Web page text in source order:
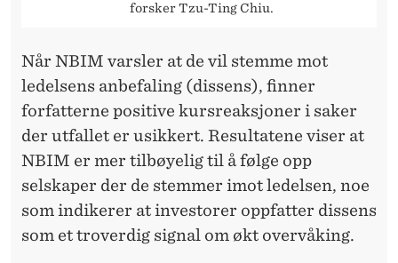
forsker Tzu-Ting Chiu.
Når NBIM varsler at de vil stemme mot
ledelsens anbefaling (dissens), finner
forfatterne positive kursreaksjoner i saker
der utfallet er usikkert. Resultatene viser at
NBIM er mer tilbøyelig til å følge opp
selskaper der de stemmer imot ledelsen, noe
som indikerer at investorer oppfatter dissens
som et troverdig signal om økt overvåking.